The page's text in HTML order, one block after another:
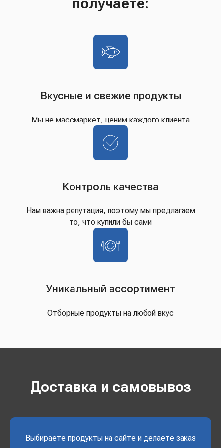
Вкусные и свежие продукты
Мы не массмаркет, ценим каждого клиента
Контроль качества
Нам важна репутация, поэтому мы предлагаем
то, что купили бы сами
Уникальный ассортимент
Отборные продукты на любой вкус
Доставка и самовывоз
Выбираете продукты на сайте и делаете заказ